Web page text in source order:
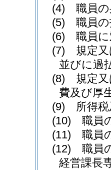
(4) 職員の
(5) 職員の
(6) 職員に
(7) 規定又
並びに過
(8) 規定又
費及び厚
(9) 所得税
(10) 職員
(11) 職員
(12) 職員
経営課長